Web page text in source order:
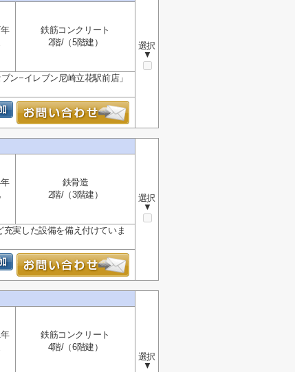
選択
▼
鉄筋コンクリート
2階/（5階建）
ン−イレブン尼崎立花駅前店」
選択
▼
鉄骨造
2階/（3階建）
実した設備を備え付けていま
選択
▼
鉄筋コンクリート
4階/（6階建）